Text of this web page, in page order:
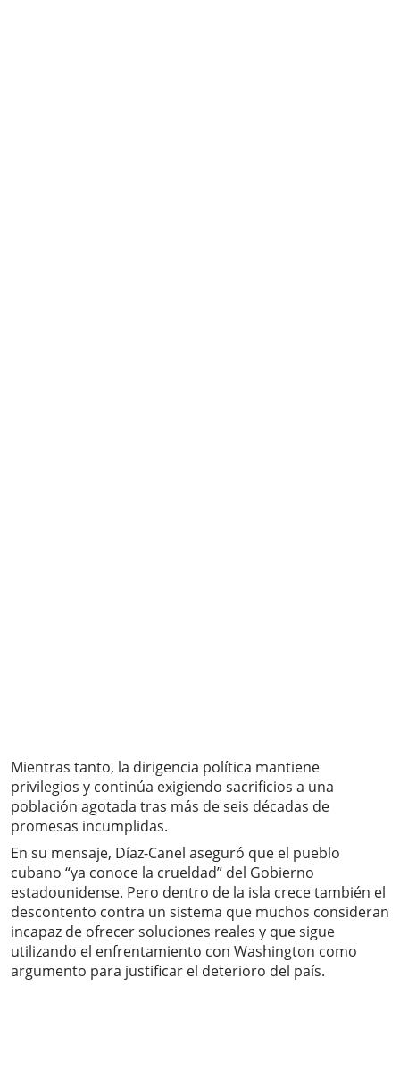
Mientras tanto, la dirigencia política mantiene
privilegios y continúa exigiendo sacrificios a una
población agotada tras más de seis décadas de
promesas incumplidas.
En su mensaje, Díaz-Canel aseguró que el pueblo
cubano “ya conoce la crueldad” del Gobierno
estadounidense. Pero dentro de la isla crece también el
descontento contra un sistema que muchos consideran
incapaz de ofrecer soluciones reales y que sigue
utilizando el enfrentamiento con Washington como
argumento para justificar el deterioro del país.